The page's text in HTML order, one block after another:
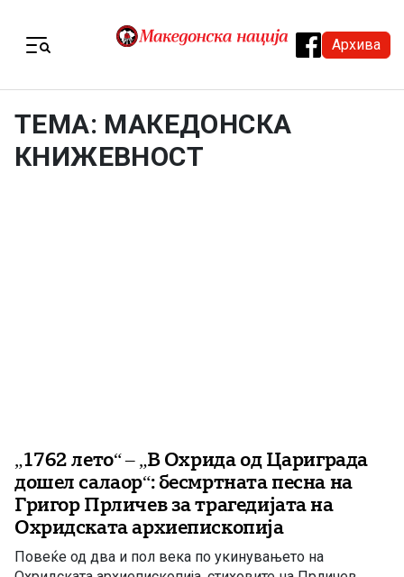
Архива
ТЕМА: МАКЕДОНСКА
КНИЖЕВНОСТ
„1762 лето“ – „В Охрида од Цариграда
дошел салаор“: бесмртната песна на
Григор Прличев за трагедијата на
Охридската архиепископија
Повеќе од два и пол века по укинувањето на